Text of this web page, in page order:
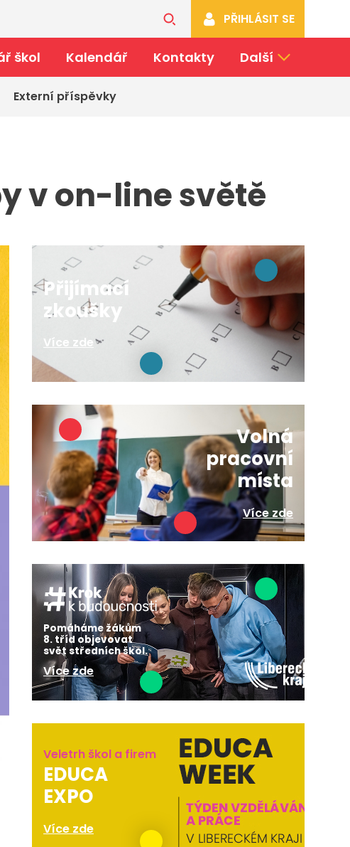
PŘIHLÁSIT SE
škol Kalendář Kontakty Další
Externí příspěvky
v on-line světě
Přijímací
zkoušky
Více zde
Volná
pracovní
místa
Více zde
Pomáháme žákům
8. tříd objevovat
svět středních škol.
Více zde
Veletrh škol a firem
EDUCA
EXPO
Více zde